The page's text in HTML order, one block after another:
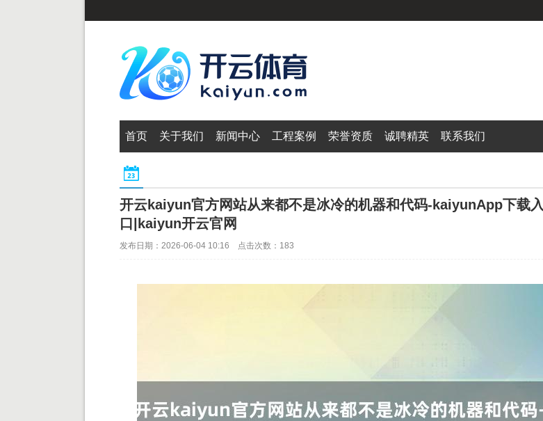
首页 关于我们 新闻中心 工程案例 荣誉资质 诚聘精英 联系我们
开云kaiyun官方网站从来都不是冰冷的机器和代码-kaiyunApp下载入
口|kaiyun开云官网
发布日期：2026-06-04 10:16 点击次数：183